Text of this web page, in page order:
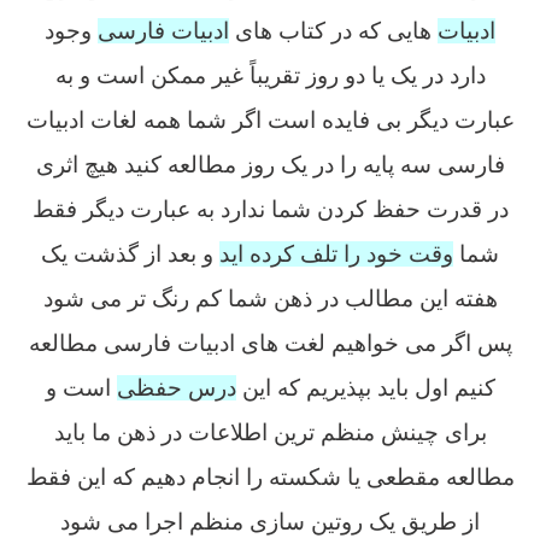
ادبیات هایی که در کتاب های ادبیات فارسی وجود
دارد در یک یا دو روز تقریباً غیر ممکن است و به
عبارت دیگر بی فایده است اگر شما همه لغات ادبیات
فارسی سه پایه را در یک روز مطالعه کنید هیچ اثری
در قدرت حفظ کردن شما ندارد به عبارت دیگر فقط
شما وقت خود را تلف کرده اید و بعد از گذشت یک
هفته این مطالب در ذهن شما کم رنگ تر می شود
پس اگر می خواهیم لغت های ادبیات فارسی مطالعه
کنیم اول باید بپذیریم که ایندرس حفظی است و
برای چینش منظم ترین اطلاعات در ذهن ما باید
مطالعه مقطعی یا شکسته را انجام دهیم که این فقط
از طریق یک روتین سازی منظم اجرا می شود